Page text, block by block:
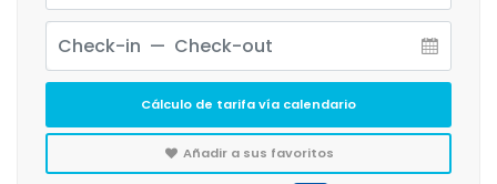
Cálculo de tarifa vía calendario
Añadir a sus favoritos